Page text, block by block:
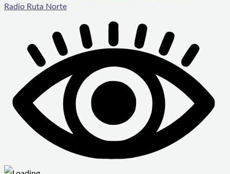
Radio Ruta Norte